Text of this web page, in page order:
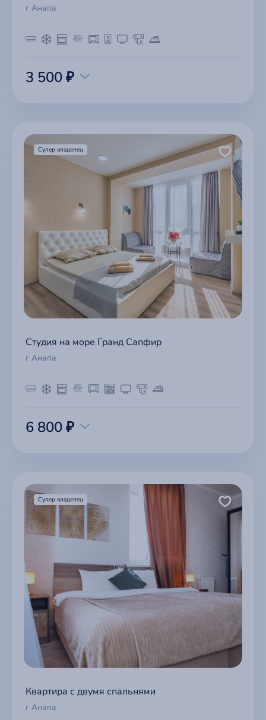
г Анапа
3 500 ₽
Супер владелец
Студия на море Гранд Сапфир
г Анапа
6 800 ₽
Супер владелец
Квартира с двумя спальнями
г Анапа